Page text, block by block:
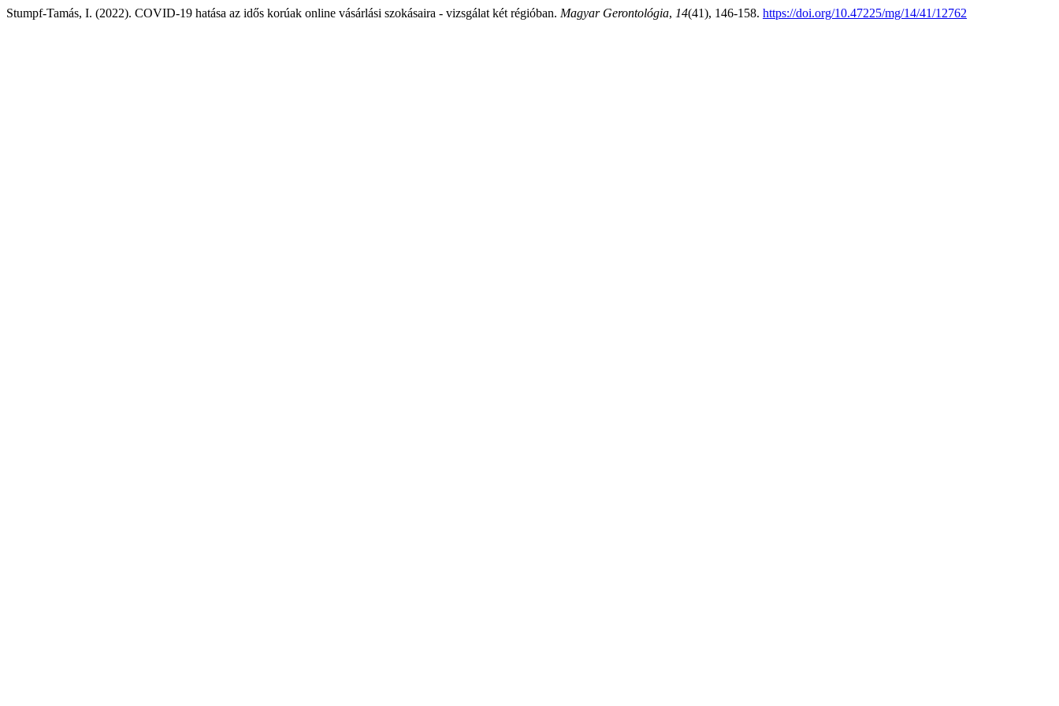
Stumpf-Tamás, I. (2022). COVID-19 hatása az idős korúak online vásárlási szokásaira - vizsgálat két régióban. Magyar Gerontológia, 14(41), 146-158. https://doi.org/10.47225/mg/14/41/12762